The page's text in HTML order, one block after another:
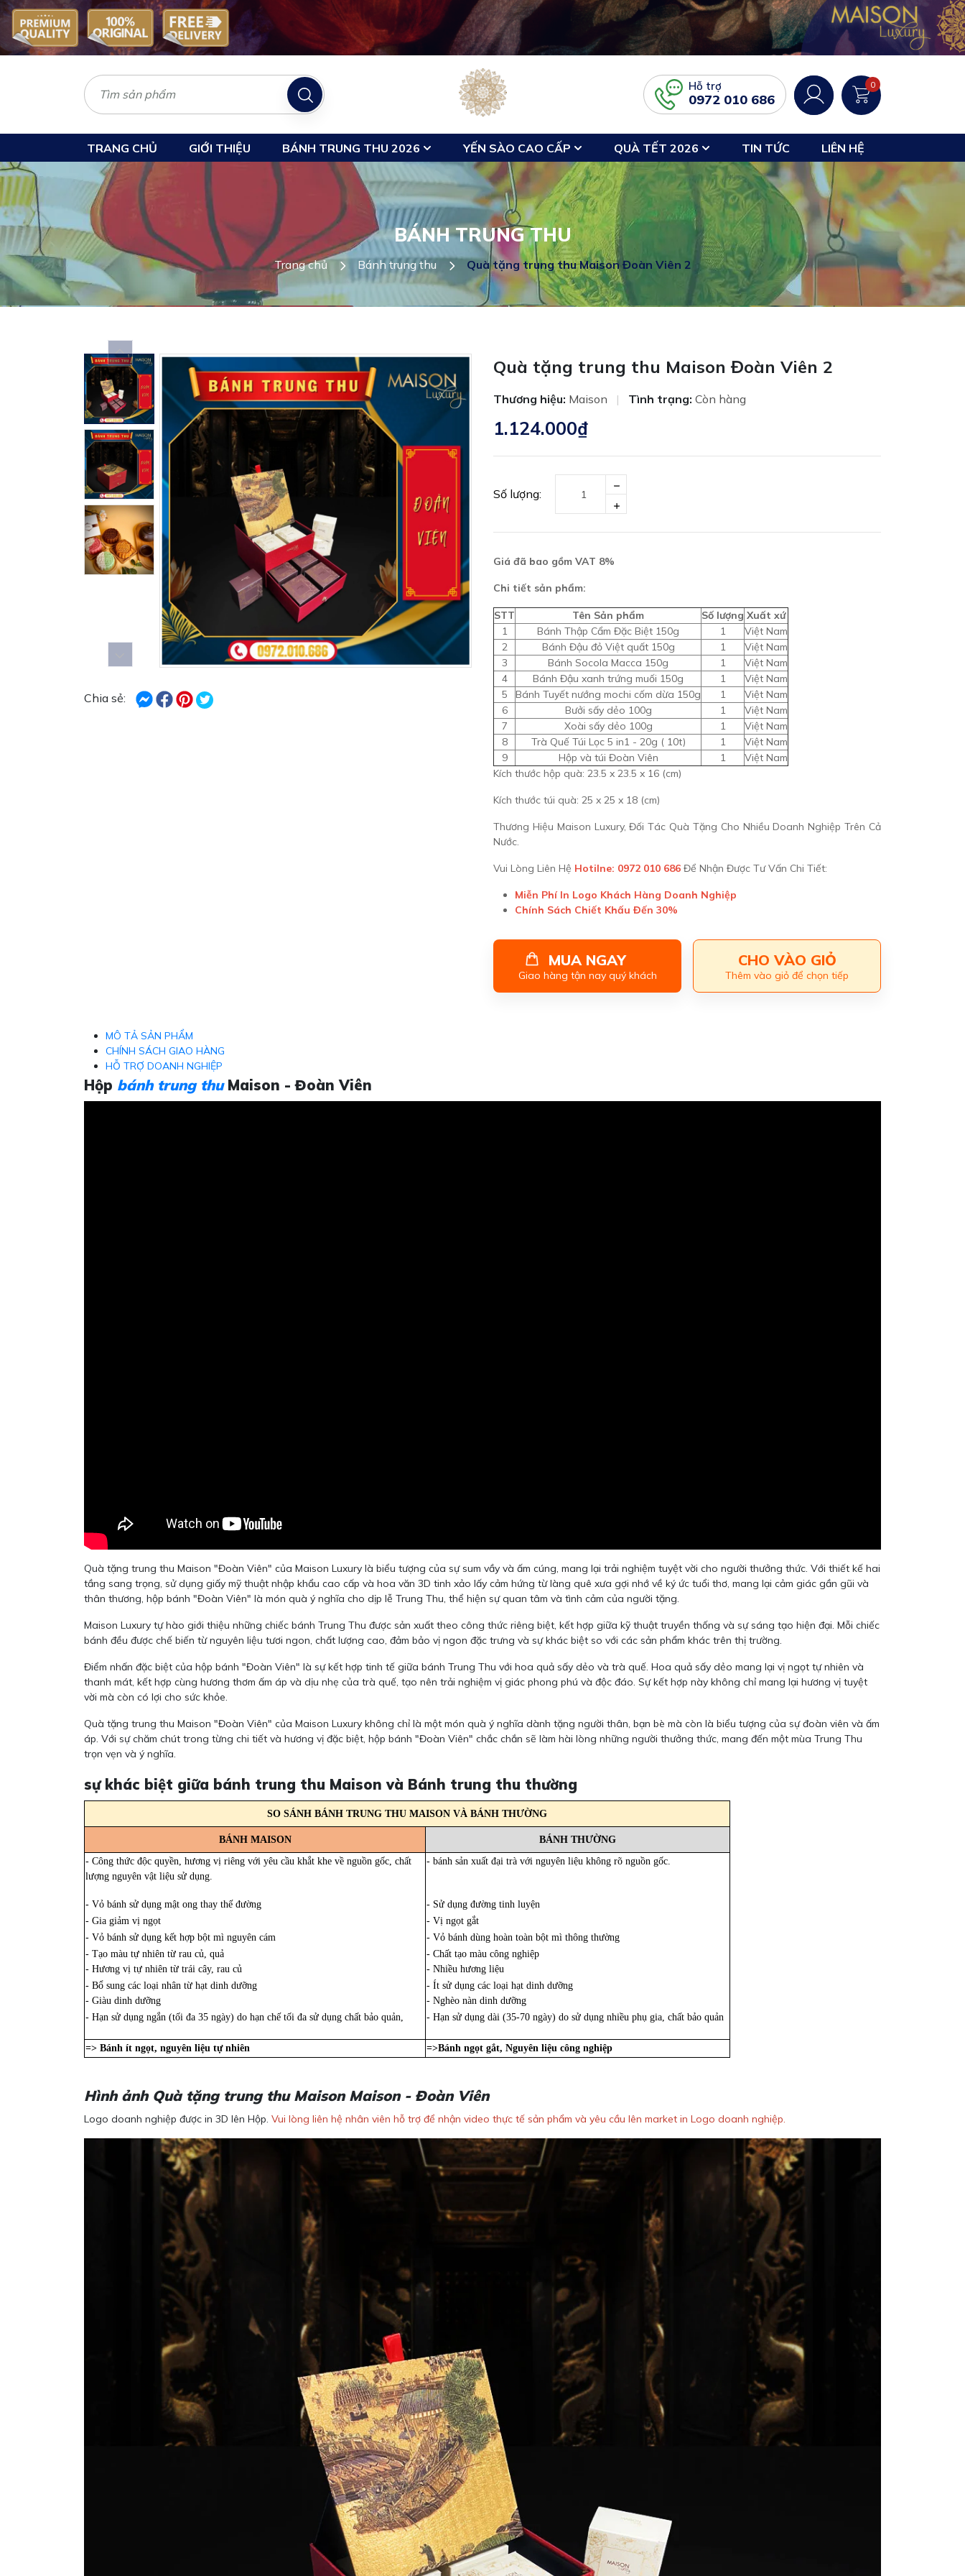
Hỗ trợ
0972 010 686
0
TRANG CHỦ GIỚI THIỆU BÁNH TRUNG THU 2026 YẾN SÀO CAO CẤP QUÀ TẾT 2026 TIN TỨC LIÊN HỆ
BÁNH TRUNG THU
Trang chủ Bánh trung thu Quà tặng trung thu Maison Đoàn Viên 2
Chia sẻ:
Quà tặng trung thu Maison Đoàn Viên 2
Thương hiệu: Maison | Tình trạng: Còn hàng
1.124.000₫
Số lượng:
Giá đã bao gồm VAT 8%
Chi tiết sản phẩm:
STT Tên Sản phẩm Số lượng Xuất xứ
1
Bánh Thập Cẩm Đặc Biệt 150g 1
Việt Nam
2
Bánh Đậu đỏ Việt quất 150g 1
Việt Nam
3
Bánh Socola Macca 150g 1
Việt Nam
4
Bánh Đậu xanh trứng muối 150g 1
Việt Nam
5
Bánh Tuyết nướng mochi cốm dừa 150g 1
Việt Nam
6
Bưởi sấy dẻo 100g 1
Việt Nam
7
Xoài sấy dẻo 100g 1
Việt Nam
8
Trà Quế Túi Lọc 5 in1 - 20g ( 10t) 1
Việt Nam
9
Hộp và túi Đoàn Viên 1
Việt Nam
Kích thước hộp quà: 23.5 x 23.5 x 16 (cm)
Kích thước túi quà: 25 x 25 x 18 (cm)
Thương Hiệu Maison Luxury, Đối Tác Quà Tặng Cho Nhiều Doanh Nghiệp Trên Cả
Nước.
Vui Lòng Liên Hệ Hotilne: 0972 010 686 Để Nhận Được Tư Vấn Chi Tiết:
Miễn Phí In Logo Khách Hàng Doanh Nghiệp
Chính Sách Chiết Khấu Đến 30%
MUA NGAY
Giao hàng tận nay quý khách
CHO VÀO GIỎ
Thêm vào giỏ để chọn tiếp
MÔ TẢ SẢN PHẨM
CHÍNH SÁCH GIAO HÀNG
HỖ TRỢ DOANH NGHIỆP
Hộp bánh trung thuMaison - Đoàn Viên
Quà tặng trung thu Maison "Đoàn Viên" của Maison Luxury là biểu tượng của sự sum vầy và ấm cúng, mang lại trải nghiệm tuyệt vời cho người thưởng thức. Với thiết kế hai
tầng sang trọng, sử dụng giấy mỹ thuật nhập khẩu cao cấp và hoa văn 3D tinh xảo lấy cảm hứng từ làng quê xưa gợi nhớ về ký ức tuổi thơ, mang lại cảm giác gần gũi và
thân thương, hộp bánh "Đoàn Viên" là món quà ý nghĩa cho dịp lễ Trung Thu, thể hiện sự quan tâm và tình cảm của người tặng.
Maison Luxury tự hào giới thiệu những chiếc bánh Trung Thu được sản xuất theo công thức riêng biệt, kết hợp giữa kỹ thuật truyền thống và sự sáng tạo hiện đại. Mỗi chiếc
bánh đều được chế biến từ nguyên liệu tươi ngon, chất lượng cao, đảm bảo vị ngon đặc trưng và sự khác biệt so với các sản phẩm khác trên thị trường.
Điểm nhấn đặc biệt của hộp bánh "Đoàn Viên" là sự kết hợp tinh tế giữa bánh Trung Thu với hoa quả sấy dẻo và trà quế. Hoa quả sấy dẻo mang lại vị ngọt tự nhiên và
thanh mát, kết hợp cùng hương thơm ấm áp và dịu nhẹ của trà quế, tạo nên trải nghiệm vị giác phong phú và độc đáo. Sự kết hợp này không chỉ mang lại hương vị tuyệt
vời mà còn có lợi cho sức khỏe.
Quà tặng trung thu Maison "Đoàn Viên" của Maison Luxury không chỉ là một món quà ý nghĩa dành tặng người thân, bạn bè mà còn là biểu tượng của sự đoàn viên và ấm
áp. Với sự chăm chút trong từng chi tiết và hương vị đặc biệt, hộp bánh "Đoàn Viên" chắc chắn sẽ làm hài lòng những người thưởng thức, mang đến một mùa Trung Thu
trọn vẹn và ý nghĩa.
sự khác biệt giữa bánh trung thu Maison và Bánh trung thu thường
SO SÁNH BÁNH TRUNG THU MAISON VÀ BÁNH THƯỜNG
BÁNH MAISON
BÁNH THƯỜNG
- Công thức độc quyền, hương vị riêng với yêu cầu khắt khe về nguồn gốc, chất
lượng nguyên vật liệu sử dụng.
- bánh sản xuất đại trà với nguyên liệu không rõ nguồn gốc.
- Vỏ bánh sử dụng mật ong thay thế đường
- Sử dụng đường tinh luyện
- Gia giảm vị ngọt
- Vị ngọt gắt
- Vỏ bánh sử dụng kết hợp bột mì nguyên cám
- Vỏ bánh dùng hoàn toàn bột mì thông thường
- Tạo màu tự nhiên từ rau củ, quả
- Hương vị tự nhiên từ trái cây, rau củ
- Chất tạo màu công nghiệp
- Nhiều hương liệu
- Bổ sung các loại nhân từ hạt dinh dưỡng
- Giàu dinh dưỡng
- Ít sử dụng các loại hạt dinh dưỡng
- Nghèo nàn dinh dưỡng
- Hạn sử dụng ngắn (tối đa 35 ngày) do hạn chế tối đa sử dụng chất bảo quản,
- Hạn sử dụng dài (35-70 ngày) do sử dụng nhiều phụ gia, chất bảo quản
=> Bánh ít ngọt, nguyên liệu tự nhiên =>Bánh ngọt gắt, Nguyên liệu công nghiệp
Hình ảnh Quà tặng trung thu Maison Maison - Đoàn Viên
Logo doanh nghiệp được in 3D lên Hộp. Vui lòng liên hệ nhân viên hỗ trợ để nhận video thực tế sản phẩm và yêu cầu lên market in Logo doanh nghiệp.